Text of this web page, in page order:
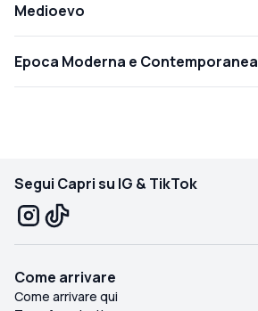
Medioevo
Epoca Moderna e Contemporanea
Segui Capri su IG & TikTok
Come arrivare
Come arrivare qui